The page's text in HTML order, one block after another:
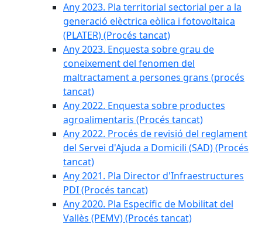
Any 2023. Pla territorial sectorial per a la
generació elèctrica eòlica i fotovoltaica
(PLATER) (Procés tancat)
Any 2023. Enquesta sobre grau de
coneixement del fenomen del
maltractament a persones grans (procés
tancat)
Any 2022. Enquesta sobre productes
agroalimentaris (Procés tancat)
Any 2022. Procés de revisió del reglament
del Servei d'Ajuda a Domicili (SAD) (Procés
tancat)
Any 2021. Pla Director d'Infraestructures
PDI (Procés tancat)
Any 2020. Pla Específic de Mobilitat del
Vallès (PEMV) (Procés tancat)